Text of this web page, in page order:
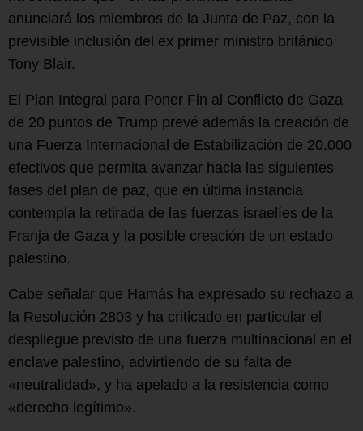
anunciará los miembros de la Junta de Paz, con la
previsible inclusión del ex primer ministro británico
Tony Blair.
El Plan Integral para Poner Fin al Conflicto de Gaza
de 20 puntos de Trump prevé además la creación de
una Fuerza Internacional de Estabilización de 20.000
efectivos que permita avanzar hacia las siguientes
fases del plan de paz, que en última instancia
contempla la retirada de las fuerzas israelíes de la
Franja de Gaza y la posible creación de un estado
palestino.
Cabe señalar que Hamás ha expresado su rechazo a
la Resolución 2803 y ha criticado en particular el
despliegue previsto de una fuerza multinacional en el
enclave palestino, advirtiendo de su falta de
«neutralidad», y ha apelado a la resistencia como
«derecho legítimo».